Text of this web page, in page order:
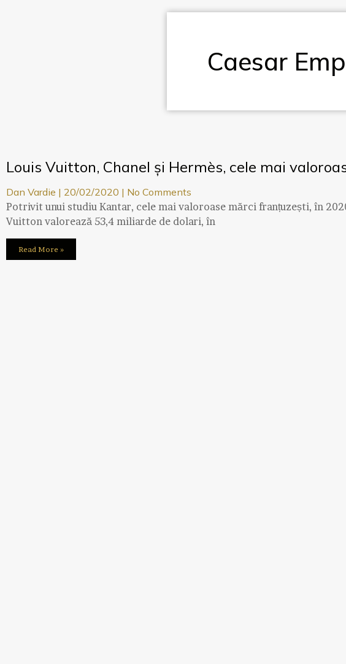
Caesar
Louis Vuitton, Chanel și Hermès, cele mai
Dan Vardie 20/02/2020
No Comments
Potrivit unui studiu Kantar, cele mai valoroase mărci franțuzești, în
Vuitton valorează 53,4 miliarde de dolari, în
Read More »